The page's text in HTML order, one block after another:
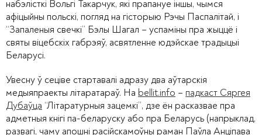
набэлісткі Вольгі Такарчук, які прапануе іншы, чымся
афіцыйны польскі, погляд на гісторыю Рэчы Паспалітай, і
“Запаленыя свечкі” Бэлы Шагал – успаміны пра жыццё і
святы віцебскіх габрэяў, асвятленне юдэйскае традыцыі
Беларусі.
Увесну ў сеціве стартавалі адразу два аўтарскія
медыяпраекты літаратараў. На bellit.info – падкаст Сяргея
Дубаўца “Літаратурныя зацемкі”, дзе ён расказвае пра
адметныя кнігі па-беларуску або пра Беларусь (напрыклад,
развагі, чаму апошні расійскамоўны раман Паўла Анціпава